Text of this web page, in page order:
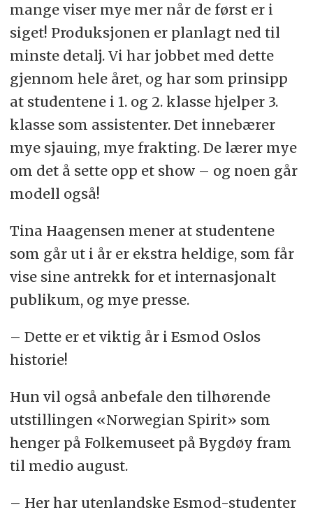
mange viser mye mer når de først er i
siget! Produksjonen er planlagt ned til
minste detalj. Vi har jobbet med dette
gjennom hele året, og har som prinsipp
at studentene i 1. og 2. klasse hjelper 3.
klasse som assistenter. Det innebærer
mye sjauing, mye frakting. De lærer mye
om det å sette opp et show – og noen går
modell også!
Tina Haagensen mener at studentene
som går ut i år er ekstra heldige, som får
vise sine antrekk for et internasjonalt
publikum, og mye presse.
– Dette er et viktig år i Esmod Oslos
historie!
Hun vil også anbefale den tilhørende
utstillingen «Norwegian Spirit» som
henger på Folkemuseet på Bygdøy fram
til medio august.
– Her har utenlandske Esmod-studenter